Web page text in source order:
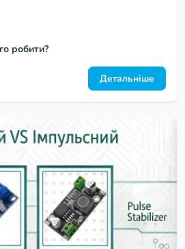
робити?
Детальніше